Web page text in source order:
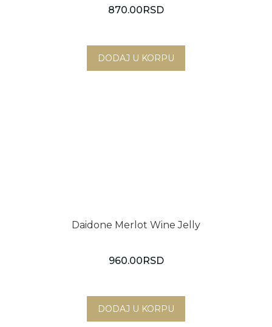
870.00 RSD
Daidone Merlot Wine Jelly
960.00 RSD